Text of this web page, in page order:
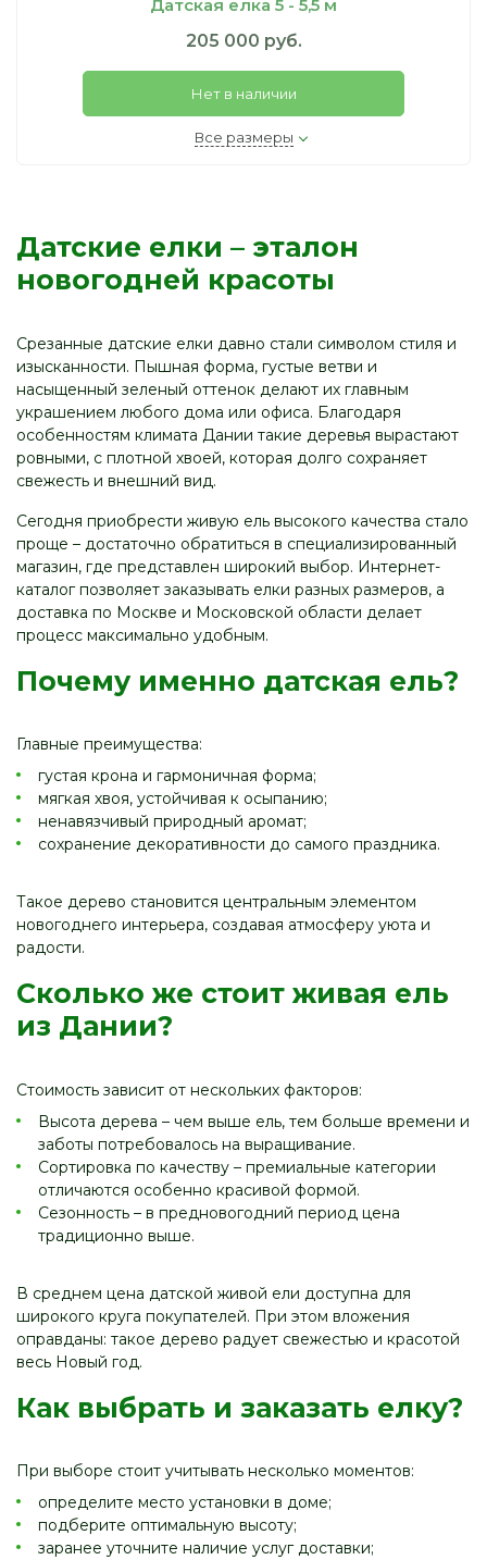
Датская елка 5 - 5,5 м
205 000 руб.
Нет в наличии
Все размеры
Датские елки – эталон
новогодней красоты
Срезанные датские елки давно стали символом стиля и
изысканности. Пышная форма, густые ветви и
насыщенный зеленый оттенок делают их главным
украшением любого дома или офиса. Благодаря
особенностям климата Дании такие деревья вырастают
ровными, с плотной хвоей, которая долго сохраняет
свежесть и внешний вид.
Сегодня приобрести живую ель высокого качества стало
проще – достаточно обратиться в специализированный
магазин, где представлен широкий выбор. Интернет-
каталог позволяет заказывать елки разных размеров, а
доставка по Москве и Московской области делает
процесс максимально удобным.
Почему именно датская ель?
Главные преимущества:
густая крона и гармоничная форма;
мягкая хвоя, устойчивая к осыпанию;
ненавязчивый природный аромат;
сохранение декоративности до самого праздника.
Такое дерево становится центральным элементом
новогоднего интерьера, создавая атмосферу уюта и
радости.
Сколько же стоит живая ель
из Дании?
Стоимость зависит от нескольких факторов:
Высота дерева – чем выше ель, тем больше времени и
заботы потребовалось на выращивание.
Сортировка по качеству – премиальные категории
отличаются особенно красивой формой.
Сезонность – в предновогодний период цена
традиционно выше.
В среднем цена датской живой ели доступна для
широкого круга покупателей. При этом вложения
оправданы: такое дерево радует свежестью и красотой
весь Новый год.
Как выбрать и заказать елку?
При выборе стоит учитывать несколько моментов:
определите место установки в доме;
подберите оптимальную высоту;
заранее уточните наличие услуг доставки;